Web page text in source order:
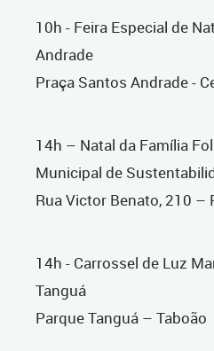
10h - Feira Especial de
Andrade
Praça Santos Andrade -
14h – Natal da Família
Municipal de
Rua Victor Benato, 210 –
14h - Carrossel de Luz
Tanguá
Parque Tanguá – Taboão